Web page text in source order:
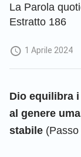
La Parola
Estratto 186
1 Aprile 2024
Dio equilibra
al genere
stabile